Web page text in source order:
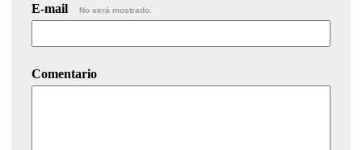
E-mail No será mostrado.
Comentario